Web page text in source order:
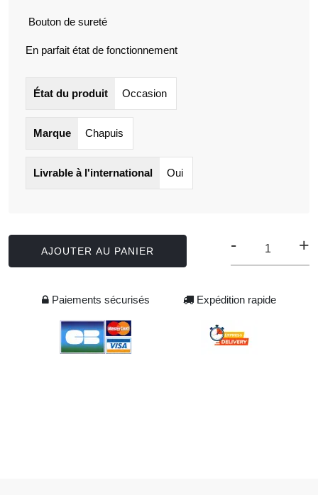
Bouton de sureté
En parfait état de fonctionnement
État du produit Occasion
Marque Chapuis
Livrable à l'international Oui
AJOUTER AU PANIER - +
Paiements sécurisés Expédition rapide